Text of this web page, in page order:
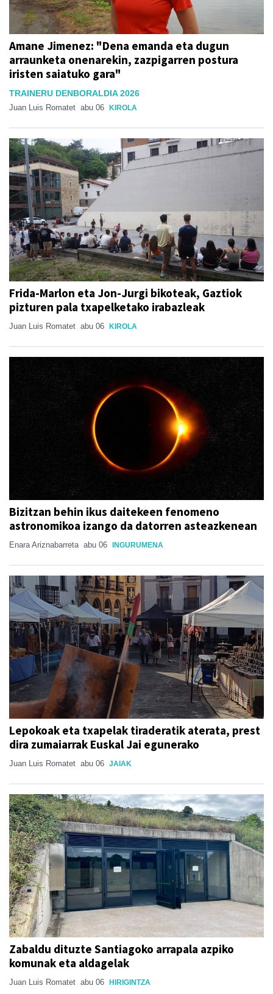
Amane Jimenez: "Dena emanda eta dugun
arraunketa onenarekin, zazpigarren postura
iristen saiatuko gara"
TRAINERU DENBORALDIA 2026
Juan Luis Romatet abu 06 KIROLA
Frida-Marlon eta Jon-Jurgi bikoteak, Gaztiok
pizturen pala txapelketako irabazleak
Juan Luis Romatet abu 06 KIROLA
Bizitzan behin ikus daitekeen fenomeno
astronomikoa izango da datorren asteazkenean
Enara Ariznabarreta abu 06 INGURUMENA
Lepokoak eta txapelak tiraderatik aterata, prest
dira zumaiarrak Euskal Jai egunerako
Juan Luis Romatet abu 06 JAIAK
Zabaldu dituzte Santiagoko arrapala azpiko
komunak eta aldagelak
Juan Luis Romatet abu 06 HIRIGINTZA